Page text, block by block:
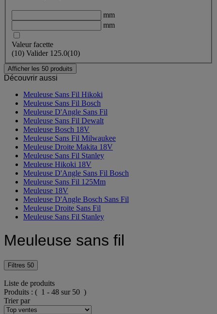
mm
mm
Valeur facette
(10) Valider 125.0(10)
Afficher les 50 produits
Découvrir aussi
Meuleuse Sans Fil Hikoki
Meuleuse Sans Fil Bosch
Meuleuse D'Angle Sans Fil
Meuleuse Sans Fil Dewalt
Meuleuse Bosch 18V
Meuleuse Sans Fil Milwaukee
Meuleuse Droite Makita 18V
Meuleuse Sans Fil Stanley
Meuleuse Hikoki 18V
Meuleuse D'Angle Sans Fil Bosch
Meuleuse Sans Fil 125Mm
Meuleuse 18V
Meuleuse D'Angle Bosch Sans Fil
Meuleuse Droite Sans Fil
Meuleuse Sans Fil Stanley
Meuleuse sans fil
Filtres 50
Liste de produits
Produits : ( 1 - 48 sur 50 )
Trier par